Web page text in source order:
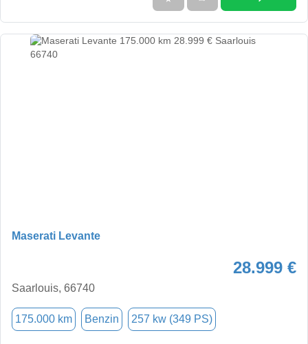
Maserati Levante
28.999 €
Saarlouis, 66740
175.000 km Benzin 257 kw (349 PS)